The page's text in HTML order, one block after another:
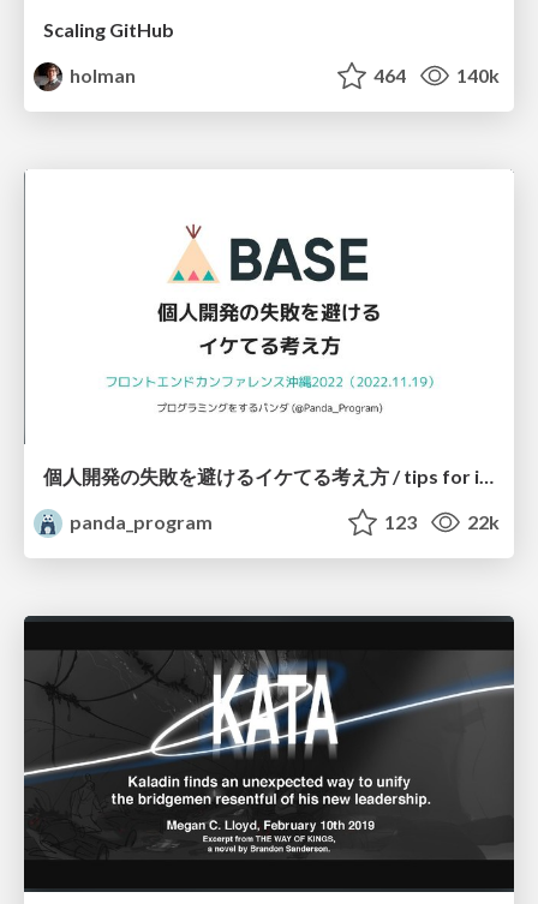
Scaling GitHub
holman
464 140k
個人開発の失敗を避けるイケてる考え方 / tips for indie hackers
panda_program
123 22k